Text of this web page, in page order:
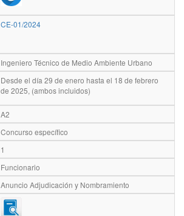
CE-01/2024
Ingeniero Técnico de Medio Ambiente Urbano
Desde el día 29 de enero hasta el 18 de febrero
de 2025, (ambos incluidos)
A2
Concurso específico
1
Funcionario
Anuncio Adjudicación y Nombramiento